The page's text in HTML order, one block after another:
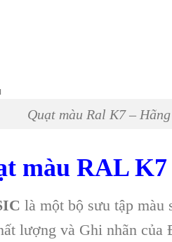
Quạt màu Ral K7 –
màu RAL
là một bộ sưu tập màu
lượng và Ghi nhãn